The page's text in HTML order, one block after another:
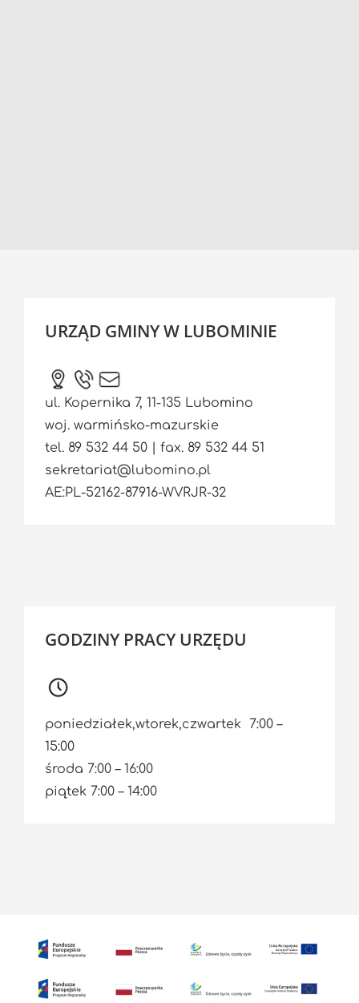
URZĄD GMINY W LUBOMINIE
ul. Kopernika 7, 11-135 Lubomino
woj. warmińsko-mazurskie
tel. 89 532 44 50 | fax. 89 532 44 51
sekretariat@lubomino.pl
AE:PL-52162-87916-WVRJR-32
GODZINY PRACY URZĘDU
poniedziałek,wtorek,czwartek 7:00 –
15:00
środa 7:00 – 16:00
piątek 7:00 – 14:00